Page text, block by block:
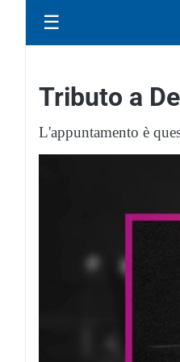
☰
Tributo a
L'appuntamento è